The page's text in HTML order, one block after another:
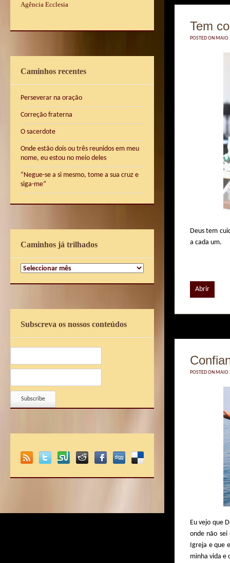
Agência Ecclesia
Caminhos recentes
Perseverar na oração
Correção fraterna
O sacerdote
Onde estão dois ou três reunidos em meu
nome, eu estou no meio deles
“Negue-se a si mesmo, tome a sua cruz e
siga-me”
Caminhos já trilhados
Caminhos
Subscreva os nossos conteúdos
Tem
POSTED ON
Deus tem
a cada um.
Abrir
POSTED ON MAIO
Eu vejo que
onde não sei
Igreja e que
minha vida e